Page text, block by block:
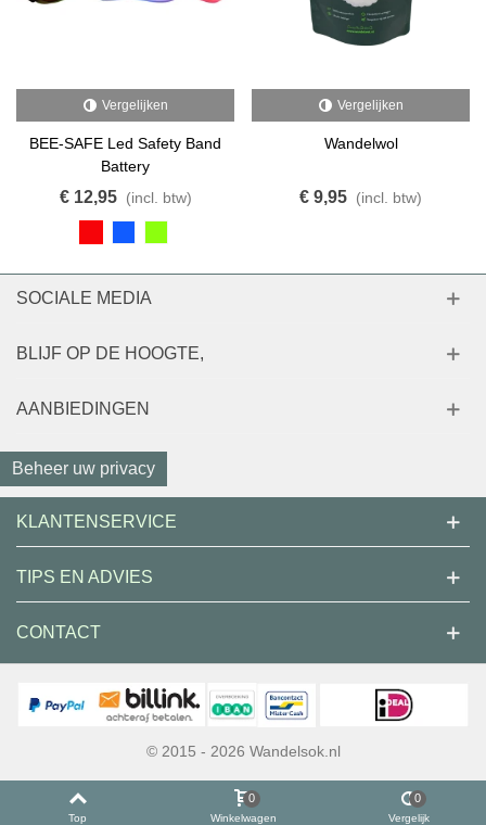
Vergelijken
BEE-SAFE Led Safety Band
Battery
€ 12,95 (incl. btw)
Vergelijken
Wandelwol
€ 9,95 (incl. btw)
SOCIALE MEDIA
BLIJF OP DE HOOGTE,
AANBIEDINGEN
Beheer uw privacy
KLANTENSERVICE
TIPS EN ADVIES
CONTACT
© 2015 - 2026 Wandelsok.nl
Top Winkelwagen
0
Vergelijk
0